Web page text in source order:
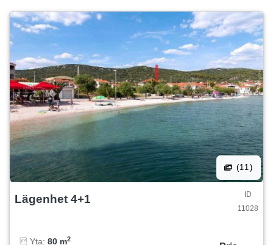
(11)
Lägenhet 4+1
ID
11028
Yta: 80 m2